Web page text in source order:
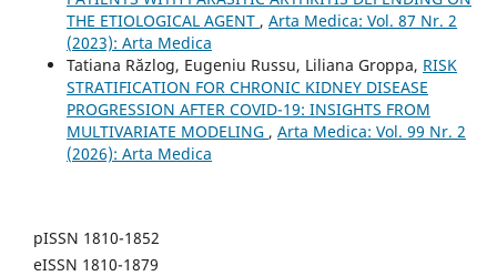
THE ETIOLOGICAL AGENT , Arta Medica: Vol. 87 Nr. 2
(2023): Arta Medica
Tatiana Răzlog, Eugeniu Russu, Liliana Groppa, RISK
STRATIFICATION FOR CHRONIC KIDNEY DISEASE
PROGRESSION AFTER COVID-19: INSIGHTS FROM
MULTIVARIATE MODELING , Arta Medica: Vol. 99 Nr. 2
(2026): Arta Medica
pISSN 1810-1852
eISSN 1810-1879